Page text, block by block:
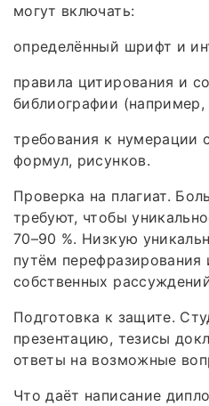
могут включать:
определённый шрифт и
правила цитирования и
библиографии
требования к нумерации
формул, рисунков.
Проверка на плагиат.
требуют, чтобы
70–90 %. Низкую
путём перефразирования
собственных
Подготовка к защите.
презентацию, тезисы
ответы на возможные
Что даёт написание